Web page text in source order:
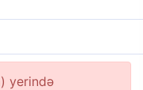
yerində